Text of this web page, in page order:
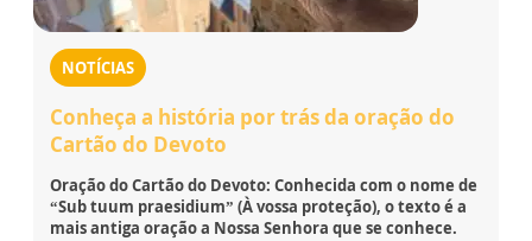
NOTÍCIAS
Conheça a história por trás da oração do
Cartão do Devoto
Oração do Cartão do Devoto: Conhecida com o nome de
“Sub tuum praesidium” (À vossa proteção), o texto é a
mais antiga oração a Nossa Senhora que se conhece.